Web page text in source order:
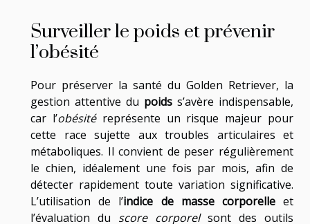
Surveiller le poids et prévenir
l’obésité
Pour préserver la santé du Golden Retriever, la
gestion attentive du poids s’avère indispensable,
car l’obésitéreprésente un risque majeur pour
cette race sujette aux troubles articulaires et
métaboliques. Il convient de peser régulièrement
le chien, idéalement une fois par mois, afin de
détecter rapidement toute variation significative.
L’utilisation de l’indice de masse corporelleet
l’évaluation du score corporelsont des outils